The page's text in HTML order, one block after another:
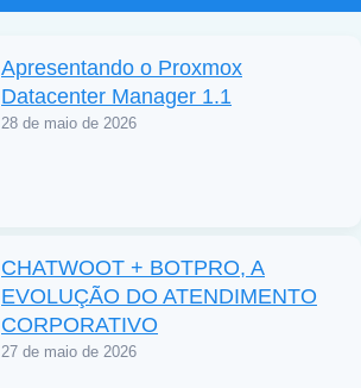
Apresentando o Proxmox
Datacenter Manager 1.1
28 de maio de 2026
CHATWOOT + BOTPRO, A
EVOLUÇÃO DO ATENDIMENTO
CORPORATIVO
27 de maio de 2026